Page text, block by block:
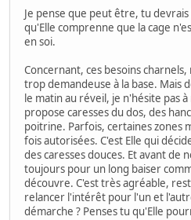
Je pense que peut être, tu
qu'Elle comprenne que la cage
en soi.
Concernant, ces besoins
trop demandeuse à la base. Mais
le matin au réveil, je n'hésite pas
propose caresses du dos, des
poitrine. Parfois, certaines zones
fois autorisées. C'est Elle qui
des caresses douces. Et avant de
toujours pour un long baiser
découvre. C'est très agréable,
relancer l'intérêt pour l'un et
démarche ? Penses tu qu'Elle